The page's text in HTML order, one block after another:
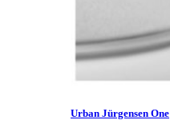
Urban Jürgensen One